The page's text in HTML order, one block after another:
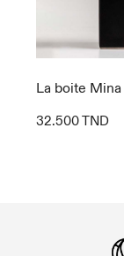
La boite Mina
32.500TND